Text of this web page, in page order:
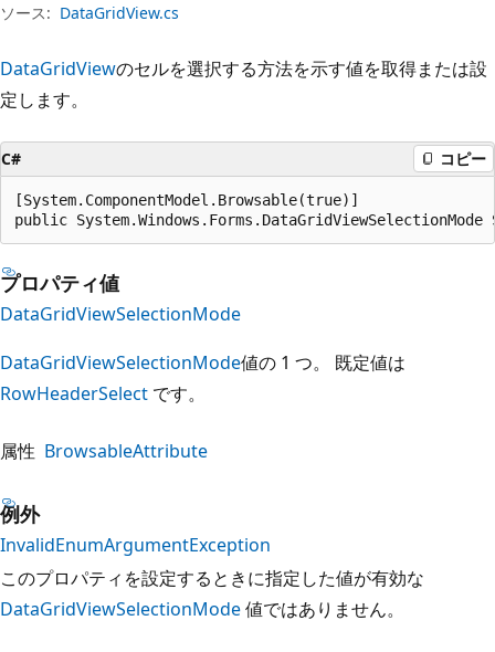
ソース: DataGridView.cs
DataGridViewのセルを選択する方法を示す値を取得または設
定します。
C# コピー
[System.ComponentModel.Browsable(true)]
public
プロパティ値
DataGridViewSelectionMode
DataGridViewSelectionMode値の 1 つ。 既定値は
RowHeaderSelect です。
属性 BrowsableAttribute
例外
InvalidEnumArgumentException
このプロパティを設定するときに指定した値が有効な
DataGridViewSelectionMode値ではありません。